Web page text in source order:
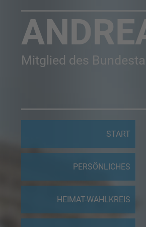
Mitglied des
START
PERSÖNLICHES
HEIMAT-WAHLKREIS